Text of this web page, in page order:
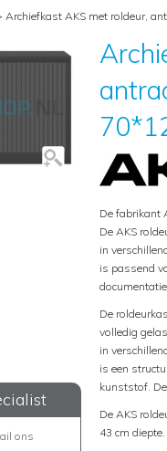
Archiefkast AKS met roldeur,
ons
De fabrikant
De AKS
in
is passend
De
volledig
in
is een
kunststof.
De AKS
43 cm diepte.